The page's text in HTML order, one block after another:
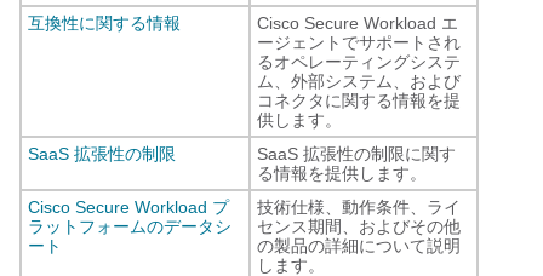
互換性に関する情報
Cisco Secure Workload エ
ージェントでサポートされ
るオペレーティングシステ
ム、外部システム、および
コネクタに関する情報を提
供します。
SaaS 拡張性の制限
SaaS 拡張性の制限に関す
る情報を提供します。
Cisco Secure Workload プ
ラットフォームのデータシ
ート
技術仕様、動作条件、ライ
センス期間、およびその他
の製品の詳細について説明
します。